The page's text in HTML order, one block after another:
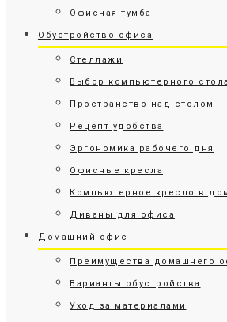
Офисная тумба
Обустройство офиса
Стеллажи
Выбор компьютерного стола
Пространство над столом
Рецепт удобства
Эргономика рабочего дня
Офисные кресла
Компьютерное кресло в
Диваны для офиса
Домашний офис
Преимущества домашнего
Варианты обустройства
Уход за материалами